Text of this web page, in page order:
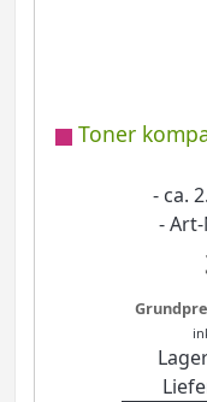
Toner
- ca.
- Art-